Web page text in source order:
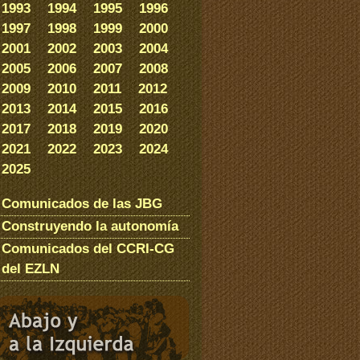
1993 1994 1995
1996
1997
1998 1999
2000
2001
2002 2003
2004
2005
2006 2007
2008
2009
2010 2011
2012
2013
2014 2015
2016
2017
2018 2019
2020
2021
2022 2023
2024
2025
Comunicados de las JBG
Construyendo la autonomía
Comunicados del CCRI-CG
del EZLN